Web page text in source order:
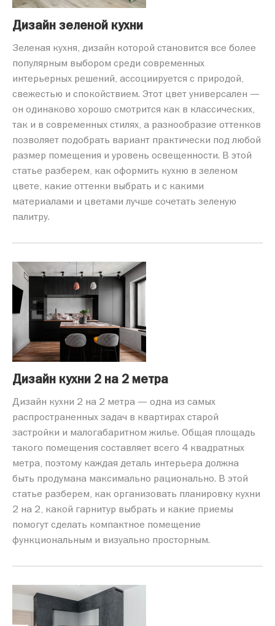
Дизайн зеленой кухни
Зеленая кухня, дизайн которой становится все более
популярным выбором среди современных
интерьерных решений, ассоциируется с природой,
свежестью и спокойствием. Этот цвет универсален —
он одинаково хорошо смотрится как в классических,
так и в современных стилях, а разнообразие оттенков
позволяет подобрать вариант практически под любой
размер помещения и уровень освещенности. В этой
статье разберем, как оформить кухню в зеленом
цвете, какие оттенки выбрать и с какими
материалами и цветами лучше сочетать зеленую
палитру.
Дизайн кухни 2 на 2 метра
Дизайн кухни 2 на 2 метра — одна из самых
распространенных задач в квартирах старой
застройки и малогабаритном жилье. Общая площадь
такого помещения составляет всего 4 квадратных
метра, поэтому каждая деталь интерьера должна
быть продумана максимально рационально. В этой
статье разберем, как организовать планировку кухни
2 на 2, какой гарнитур выбрать и какие приемы
помогут сделать компактное помещение
функциональным и визуально просторным.